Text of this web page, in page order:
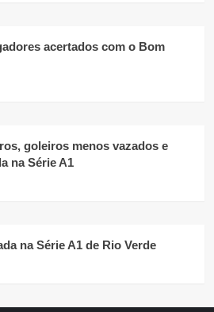
acertados com o Bom
goleiros menos vazados e
na Série A1
na Série A1 de Rio Verde